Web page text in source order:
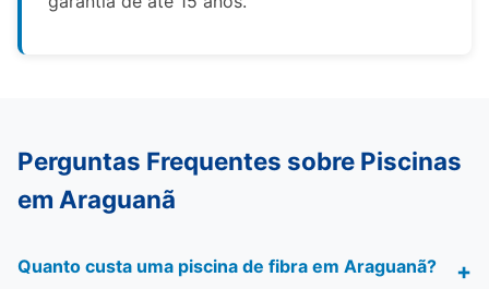
Perguntas Frequentes sobre Piscinas
em Araguanã
Quanto custa uma piscina de fibra em Araguanã?